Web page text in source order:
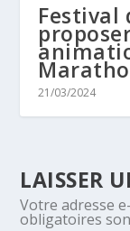
Festival
21/03/2024
LAISSER
Votre adresse
obligatoires